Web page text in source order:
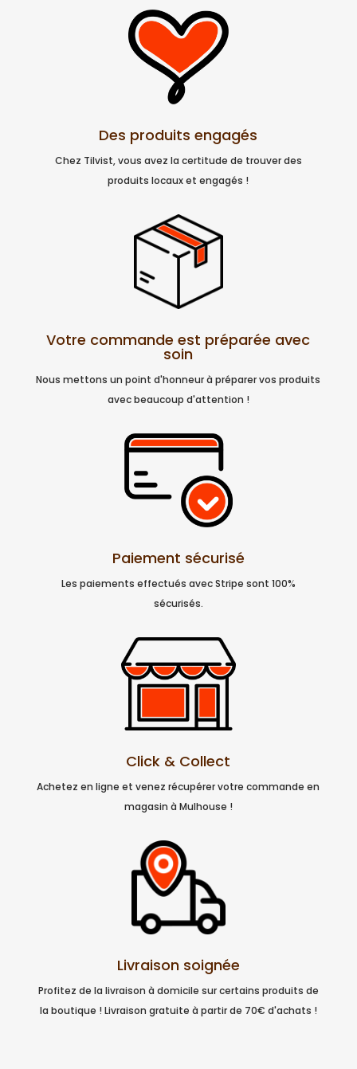
Des produits engagés
Chez Tilvist, vous avez la certitude de trouver des
produits locaux et engagés !
Votre commande est préparée avec
soin
Nous mettons un point d'honneur à préparer vos produits
avec beaucoup d'attention !
Paiement sécurisé
Les paiements effectués avec Stripe sont 100%
sécurisés.
Click & Collect
Achetez en ligne et venez récupérer votre commande en
magasin à Mulhouse !
Livraison soignée
Profitez de la livraison à domicile sur certains produits de
la boutique ! Livraison gratuite à partir de 70€ d'achats !